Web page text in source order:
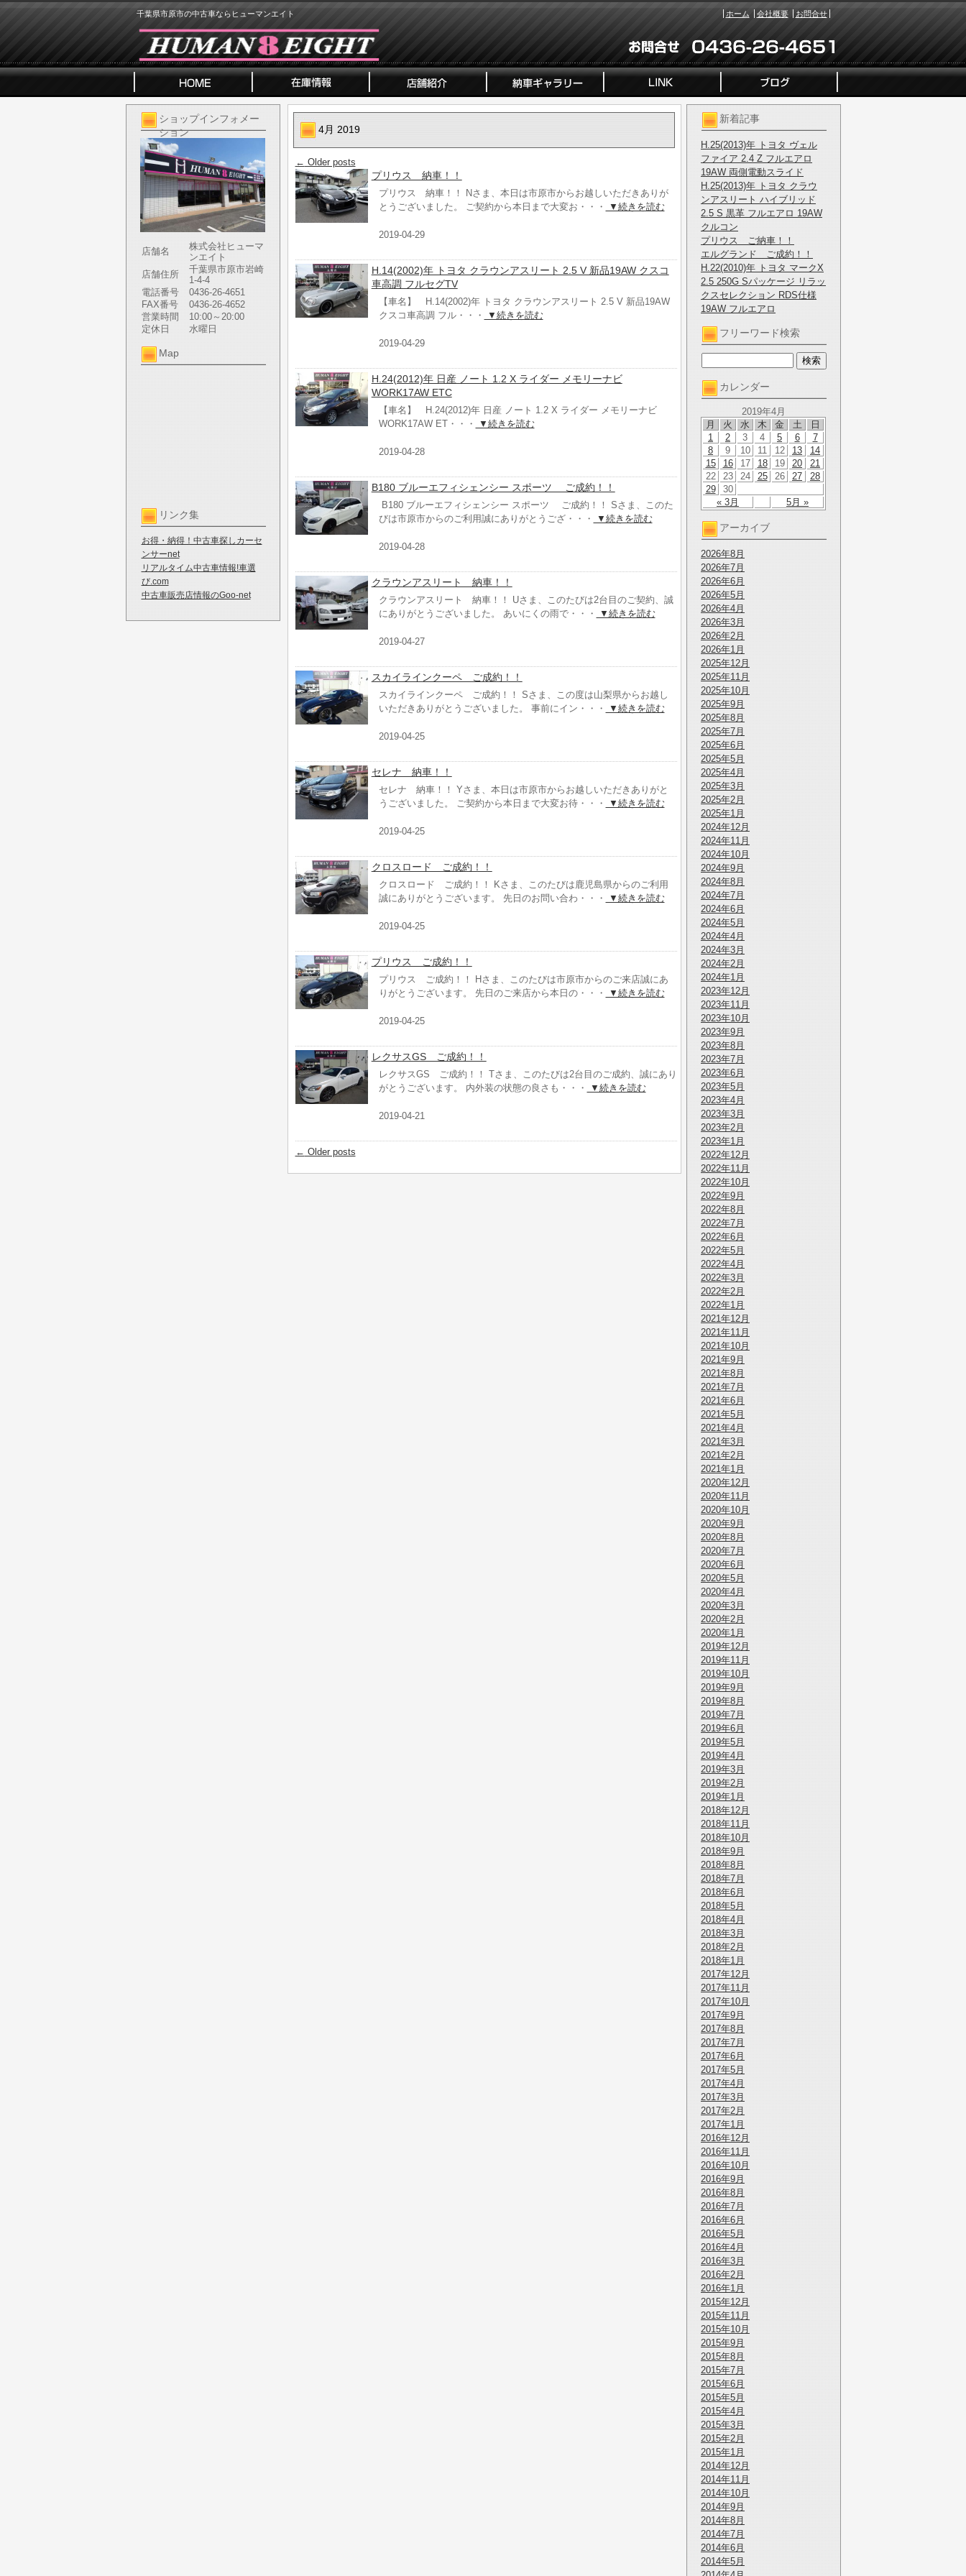
千葉県市原市の中古車ならヒューマンエイト ホーム 会社概要 お問合せ
ショップインフォメー
ション
店舗名
株式会社ヒューマ
ンエイト
店舗住所
千葉県市原市岩崎
1-4-4
電話番号
0436-26-4651
FAX番号
0436-26-4652
営業時間
10:00～20:00
定休日
水曜日
Map
リンク集
お得・納得！中古車探しカーセ
ンサーnet
リアルタイム中古車情報!車選
び.com
中古車販売店情報のGoo-net
新着記事
H.25(2013)年 トヨタ ヴェル
ファイア 2.4 Z フルエアロ
19AW 両側電動スライド
H.25(2013)年 トヨタ クラウ
ンアスリート ハイブリッド
2.5 S 黒革 フルエアロ 19AW
クルコン
プリウス ご納車！！
エルグランド ご成約！！
H.22(2010)年 トヨタ マークX
2.5 250G Sパッケージ リラッ
クスセレクション RDS仕様
19AW フルエアロ
フリーワード検索
カレンダー
2019年4月
月
火 水 木 金 土 日
« 3月 5月 »
1 2 3 4 5 6
7
8
9 10 11 12 13
14
15
16 17 18 19 20
21
22
23 24 25 26 27
28
29
30
アーカイブ
2026年8月
2026年7月
2026年6月
2026年5月
2026年4月
2026年3月
2026年2月
2026年1月
2025年12月
2025年11月
2025年10月
2025年9月
2025年8月
2025年7月
2025年6月
2025年5月
2025年4月
2025年3月
2025年2月
2025年1月
2024年12月
2024年11月
2024年10月
2024年9月
2024年8月
2024年7月
2024年6月
2024年5月
2024年4月
2024年3月
2024年2月
2024年1月
2023年12月
2023年11月
2023年10月
2023年9月
2023年8月
2023年7月
2023年6月
2023年5月
2023年4月
2023年3月
2023年2月
2023年1月
2022年12月
2022年11月
2022年10月
2022年9月
2022年8月
2022年7月
2022年6月
2022年5月
2022年4月
2022年3月
2022年2月
2022年1月
2021年12月
2021年11月
2021年10月
2021年9月
2021年8月
2021年7月
2021年6月
2021年5月
2021年4月
2021年3月
2021年2月
2021年1月
2020年12月
2020年11月
2020年10月
2020年9月
2020年8月
2020年7月
2020年6月
2020年5月
2020年4月
2020年3月
2020年2月
2020年1月
2019年12月
2019年11月
2019年10月
2019年9月
2019年8月
2019年7月
2019年6月
2019年5月
2019年4月
2019年3月
2019年2月
2019年1月
2018年12月
2018年11月
2018年10月
2018年9月
2018年8月
2018年7月
2018年6月
2018年5月
2018年4月
2018年3月
2018年2月
2018年1月
2017年12月
2017年11月
2017年10月
2017年9月
2017年8月
2017年7月
2017年6月
2017年5月
2017年4月
2017年3月
2017年2月
2017年1月
2016年12月
2016年11月
2016年10月
2016年9月
2016年8月
2016年7月
2016年6月
2016年5月
2016年4月
2016年3月
2016年2月
2016年1月
2015年12月
2015年11月
2015年10月
2015年9月
2015年8月
2015年7月
2015年6月
2015年5月
2015年4月
2015年3月
2015年2月
2015年1月
2014年12月
2014年11月
2014年10月
2014年9月
2014年8月
2014年7月
2014年6月
2014年5月
4月 2019
← Older posts
プリウス 納車！！
プリウス 納車！！ Nさま、本日は市原市からお越しいただきありが
とうございました。 ご契約から本日まで大変お・・・
▼続きを読む
2019-04-29
H.14(2002)年 トヨタ クラウンアスリート 2.5 V 新品19AW クスコ
車高調 フルセグTV
【車名】 H.14(2002)年 トヨタ クラウンアスリート 2.5 V 新品19AW
クスコ車高調 フル・・・
▼続きを読む
2019-04-29
H.24(2012)年 日産 ノート 1.2 X ライダー メモリーナビ
WORK17AW ETC
【車名】 H.24(2012)年 日産 ノート 1.2 X ライダー メモリーナビ
WORK17AW ET・・・
▼続きを読む
2019-04-28
B180 ブルーエフィシェンシー スポーツ ご成約！！
B180 ブルーエフィシェンシー スポーツ ご成約！！ Sさま、このた
びは市原市からのご利用誠にありがとうござ・・・
▼続きを読む
2019-04-28
クラウンアスリート 納車！！
クラウンアスリート 納車！！ Uさま、このたびは2台目のご契約、誠
にありがとうございました。 あいにくの雨で・・・
▼続きを読む
2019-04-27
スカイラインクーペ ご成約！！
スカイラインクーペ ご成約！！ Sさま、この度は山梨県からお越し
いただきありがとうございました。 事前にイン・・・
▼続きを読む
2019-04-25
セレナ 納車！！
セレナ 納車！！ Yさま、本日は市原市からお越しいただきありがと
うございました。 ご契約から本日まで大変お待・・・
▼続きを読む
2019-04-25
クロスロード ご成約！！
クロスロード ご成約！！ Kさま、このたびは鹿児島県からのご利用
誠にありがとうございます。 先日のお問い合わ・・・
▼続きを読む
2019-04-25
プリウス ご成約！！
プリウス ご成約！！ Hさま、このたびは市原市からのご来店誠にあ
りがとうございます。 先日のご来店から本日の・・・
▼続きを読む
2019-04-25
レクサスGS ご成約！！
レクサスGS ご成約！！ Tさま、このたびは2台目のご成約、誠にあり
がとうございます。 内外装の状態の良さも・・・
▼続きを読む
2019-04-21
← Older posts